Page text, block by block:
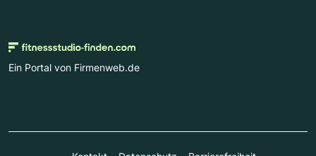
Ein Portal von Firmenweb.de